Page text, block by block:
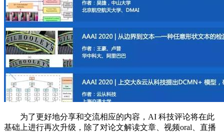
为了更好地分享和交流相应的内容，AI 科技评论将在此
基础上进行再次升级，除了对论文解读文章、视频oral、直播